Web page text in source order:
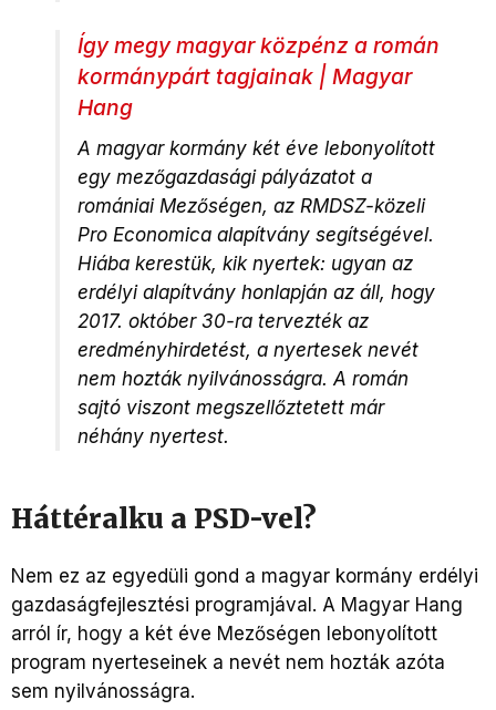
Így megy magyar közpénz a román
kormánypárt tagjainak | Magyar
Hang
A magyar kormány két éve lebonyolított
egy mezőgazdasági pályázatot a
romániai Mezőségen, az RMDSZ-közeli
Pro Economica alapítvány segítségével.
Hiába kerestük, kik nyertek: ugyan az
erdélyi alapítvány honlapján az áll, hogy
2017. október 30-ra tervezték az
eredményhirdetést, a nyertesek nevét
nem hozták nyilvánosságra. A román
sajtó viszont megszellőztetett már
néhány nyertest.
Háttéralku a PSD-vel?
Nem ez az egyedüli gond a magyar kormány erdélyi
gazdaságfejlesztési programjával. A Magyar Hang
arról ír, hogy a két éve Mezőségen lebonyolított
program nyerteseinek a nevét nem hozták azóta
sem nyilvánosságra.